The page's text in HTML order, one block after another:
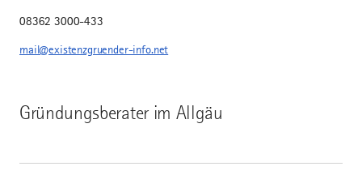
Gründungsberater im Allgäu
08362 3000-433
mail@existenzgruender-info.net